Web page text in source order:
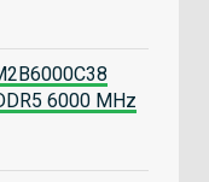
6000 MHz